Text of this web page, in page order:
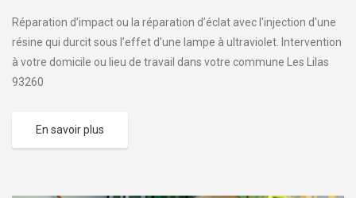
Réparation d’impact ou la réparation d’éclat avec l'injection d'une
résine qui durcit sous l’effet d’une lampe à ultraviolet. Intervention
à votre domicile ou lieu de travail dans votre commune Les Lilas
93260
En savoir plus